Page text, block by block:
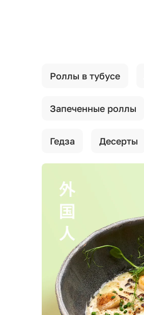
Роллы в тубусе
Запеченные роллы
Гедза Десерты